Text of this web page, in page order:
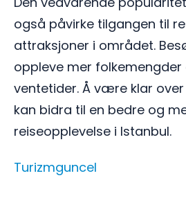
også påvirke tilgangen til
attraksjoner i området.
oppleve mer folkemengder
ventetider. Å være klar
kan bidra til en bedre og
reiseopplevelse i Istanbul.
Turizmguncel